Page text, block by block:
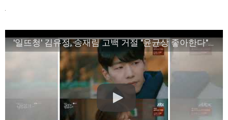
'일뜨청' 김유정, 송재림 고백 거절 "윤균상 좋아한다"[TUB]